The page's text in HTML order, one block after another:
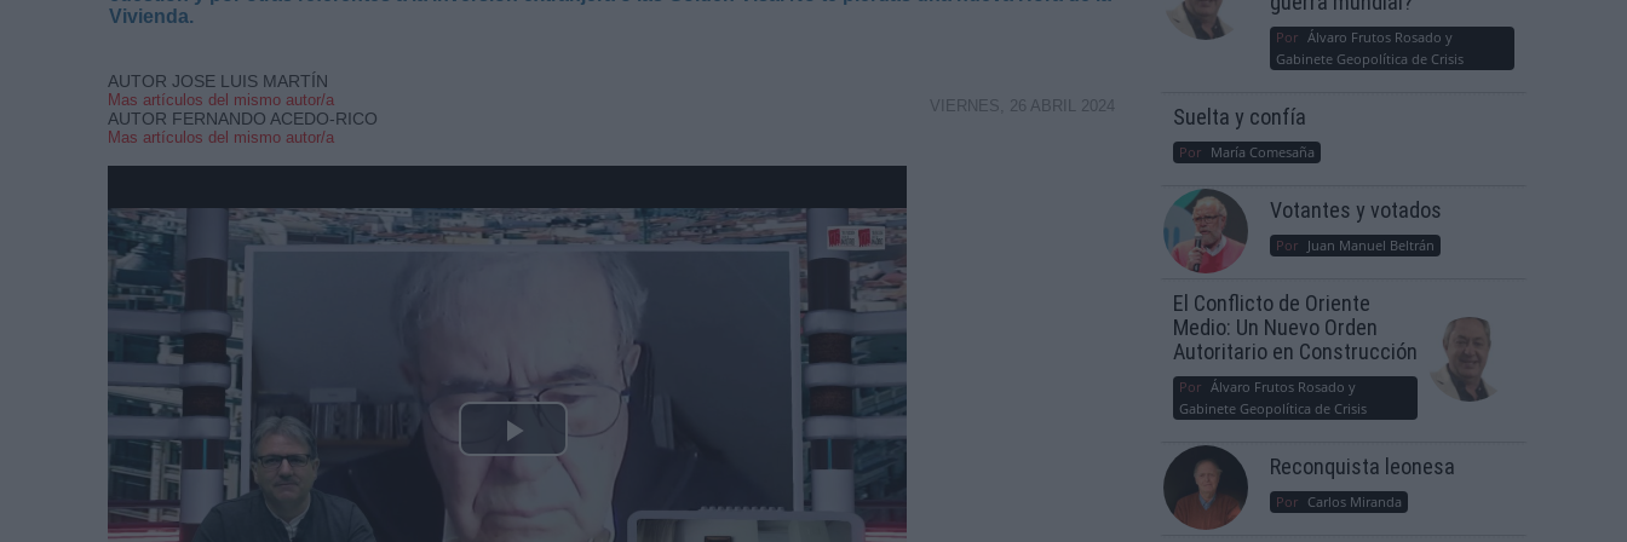
Vivienda.
AUTOR JOSE LUIS MARTÍN
Mas artículos del mismo autor/a
AUTOR FERNANDO ACEDO-RICO
Mas artículos del mismo autor/a
VIERNES, 26 ABRIL 2024
Play
Video
Por Álvaro Frutos Rosado y
Gabinete Geopolítica de Crisis
Suelta y confía
Por María Comesaña
Votantes y votados
Por Juan Manuel Beltrán
El Conflicto de Oriente
Medio: Un Nuevo Orden
Autoritario en Construcción
Por Álvaro Frutos Rosado y
Gabinete Geopolítica de Crisis
Reconquista leonesa
Por Carlos Miranda